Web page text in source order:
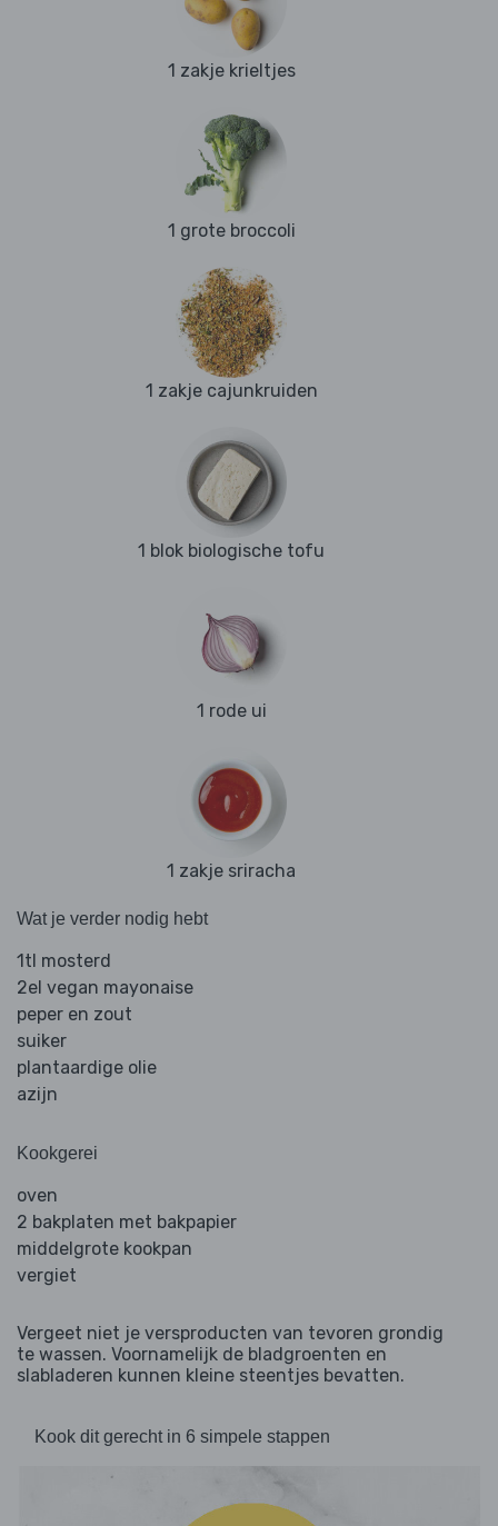
1 zakje krieltjes
1 grote broccoli
1 zakje cajunkruiden
1 blok biologische tofu
1 rode ui
1 zakje sriracha
Wat je verder nodig hebt
1tl mosterd
2el vegan mayonaise
peper en zout
suiker
plantaardige olie
azijn
Kookgerei
oven
2 bakplaten met bakpapier
middelgrote kookpan
vergiet
Vergeet niet je versproducten van tevoren grondig
te wassen. Voornamelijk de bladgroenten en
slabladeren kunnen kleine steentjes bevatten.
Kook dit gerecht in 6 simpele stappen